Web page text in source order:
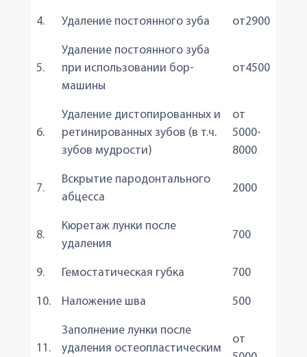
4. Удаление постоянного зуба от2900
5.
Удаление постоянного зуба
при использовании бор-
машины
от4500
6.
Удаление дистопированных и
ретинированных зубов (в т.ч.
зубов мудрости)
от
5000-
8000
7.
Вскрытие пародонтального
абцесса
2000
8.
Кюретаж лунки после
удаления
700
9. Гемостатическая губка 700
10. Наложение шва 500
11.
Заполнение лунки после
удаления остеопластическим
от